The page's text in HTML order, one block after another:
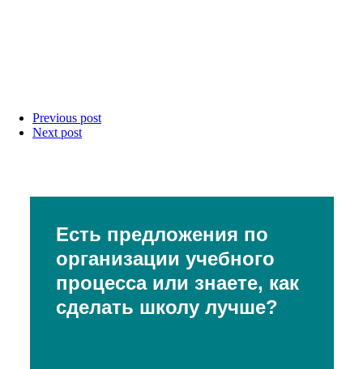
Previous post
Next post
Есть предложения по
организации учебного
процесса или знаете, как
сделать школу лучше?